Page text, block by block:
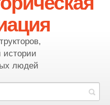
людей